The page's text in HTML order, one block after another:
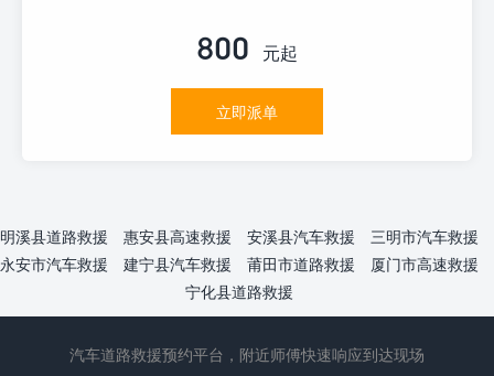
800 元起
立即派单
明溪县道路救援 惠安县高速救援 安溪县汽车救援
三明市汽车救援
永安市汽车救援
建宁县汽车救援 莆田市道路救援
厦门市高速救援
宁化县道路救援
汽车道路救援预约平台，附近师傅快速响应到达现场